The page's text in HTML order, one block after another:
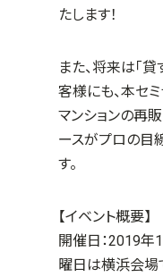
たします！
また、将来は「
客様にも、本セ
マンションの再
ースがプロの目
す。
【イベント概要】
開催日：2019
曜日は横浜会場